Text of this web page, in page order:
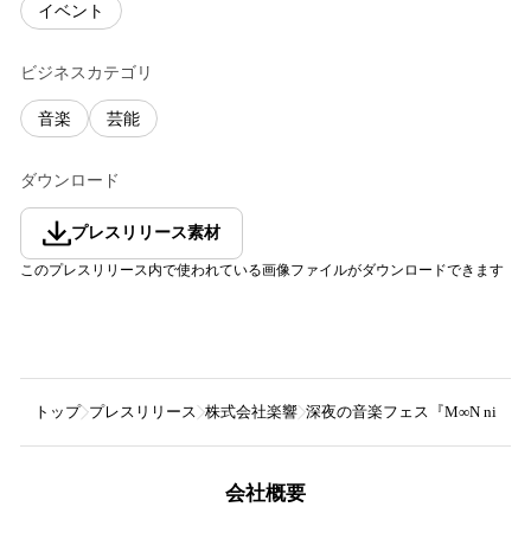
イベント
ビジネスカテゴリ
音楽 芸能
ダウンロード
プレスリリース素材
このプレスリリース内で使われている画像ファイルがダウンロードできます
トップ プレスリリース 株式会社楽響 深夜の音楽フェス『M∞N night
会社概要